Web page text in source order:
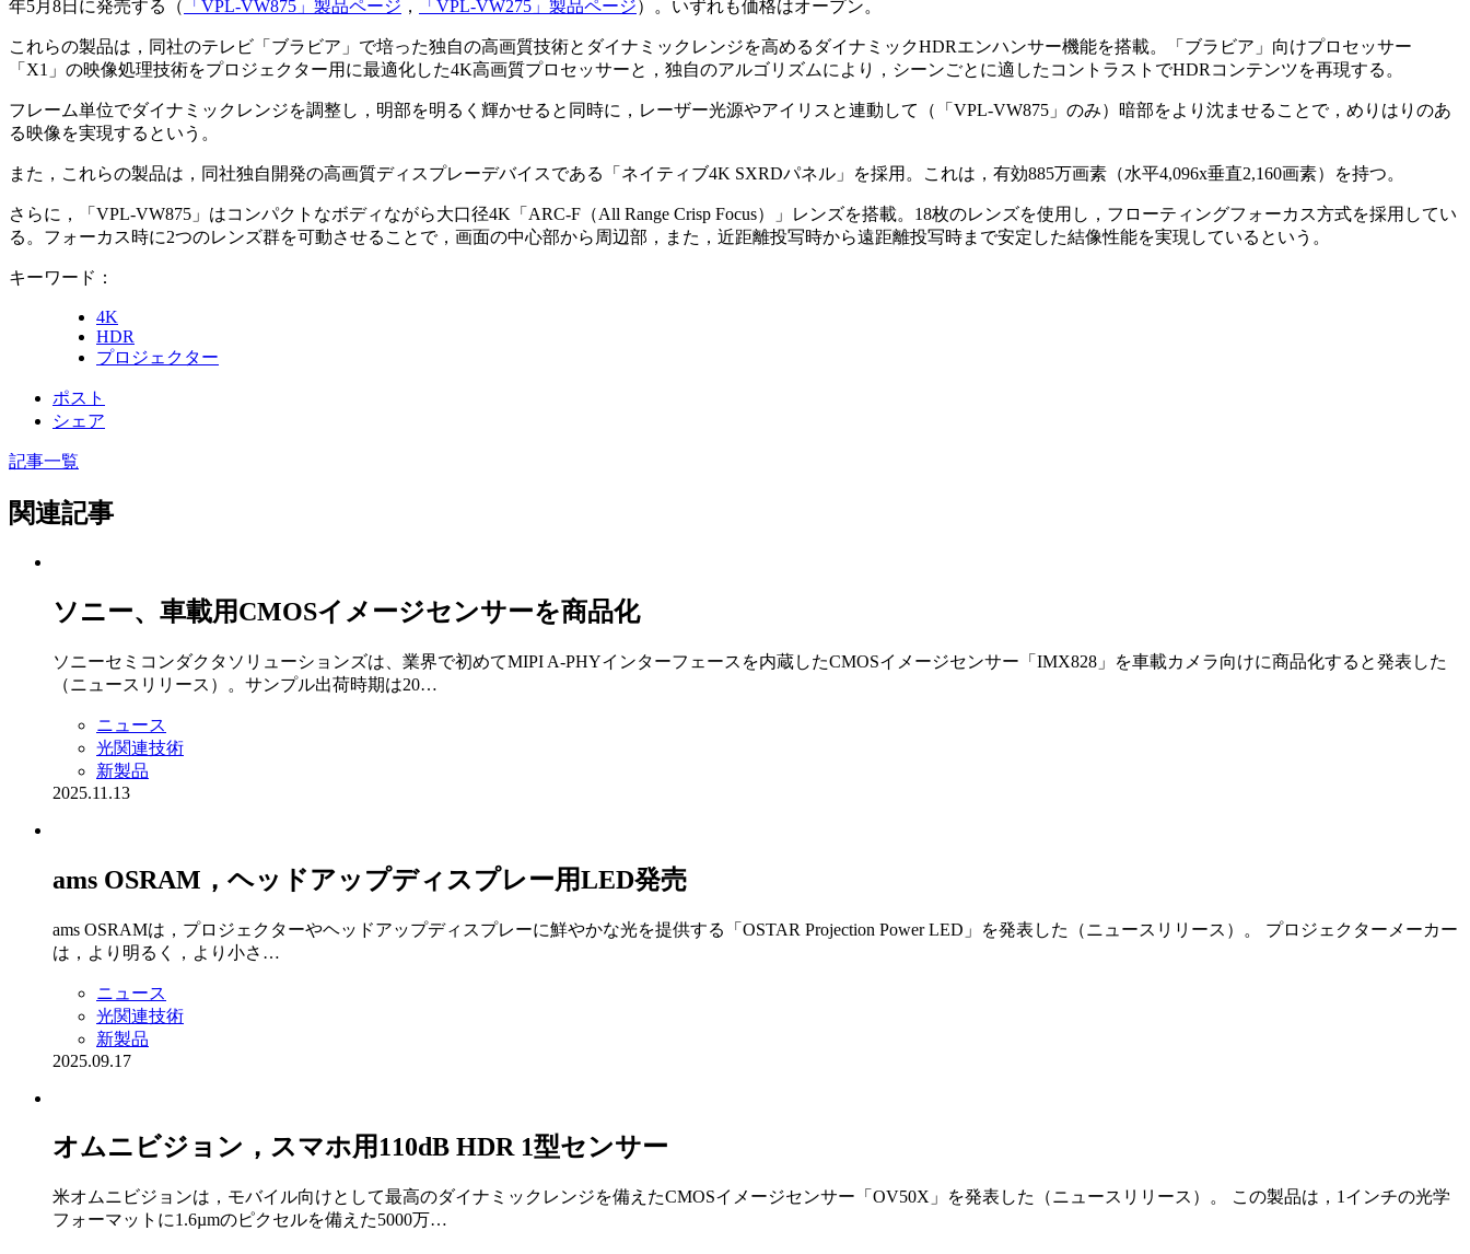
年5月8日に発売する（
「VPL-VW875」製品ページ ， 「VPL-VW275」製品ページ）。いずれも価格はオープン。
これらの製品は，同社のテレビ「ブラビア」で培った独自の高画質技術とダイナミックレンジを高めるダイナミックHDRエンハンサー機能を搭載。「ブラビア」向けプロセッサー
「X1」の映像処理技術をプロジェクター用に最適化した4K高画質プロセッサーと，独自のアルゴリズムにより，シーンごとに適したコントラストでHDRコンテンツを再現する。
フレーム単位でダイナミックレンジを調整し，明部を明るく輝かせると同時に，レーザー光源やアイリスと連動して（「VPL-VW875」のみ）暗部をより沈ませることで，めりはりのあ
る映像を実現するという。
また，これらの製品は，同社独自開発の高画質ディスプレーデバイスである「ネイティブ4K SXRDパネル」を採用。これは，有効885万画素（水平4,096x垂直2,160画素）を持つ。
さらに，「VPL-VW875」はコンパクトなボディながら大口径4K「ARC-F（All Range Crisp Focus）」レンズを搭載。18枚のレンズを使用し，フローティングフォーカス方式を採用してい
る。フォーカス時に2つのレンズ群を可動させることで，画面の中心部から周辺部，また，近距離投写時から遠距離投写時まで安定した結像性能を実現しているという。
キーワード：
4K
HDR
プロジェクター
ポスト
シェア
記事一覧
関連記事
ソニー、車載用CMOSイメージセンサーを商品化
ソニーセミコンダクタソリューションズは、業界で初めてMIPI A-PHYインターフェースを内蔵したCMOSイメージセンサー「IMX828」を車載カメラ向けに商品化すると発表した
（ニュースリリース）。サンプル出荷時期は20…
ニュース
光関連技術
新製品
2025.11.13
ams OSRAM，ヘッドアップディスプレー用LED発売
ams OSRAMは，プロジェクターやヘッドアップディスプレーに鮮やかな光を提供する「OSTAR Projection Power LED」を発表した（ニュースリリース）。 プロジェクターメーカー
は，より明るく，より小さ…
ニュース
光関連技術
新製品
2025.09.17
オムニビジョン，スマホ用110dB HDR 1型センサー
米オムニビジョンは，モバイル向けとして最高のダイナミックレンジを備えたCMOSイメージセンサー「OV50X」を発表した（ニュースリリース）。 この製品は，1インチの光学
フォーマットに1.6µmのピクセルを備えた5000万…